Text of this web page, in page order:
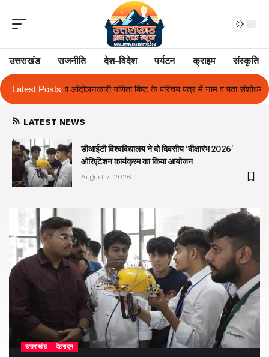
उत्तराखंड राजनीति देश-विदेश पर्यटन क्राइम संस्कृति
Latest Posts
के परिचय पत्र में नाम व पता संशोधन का प्रकरण का हुआ समाधान उत्तराखंड
LATEST NEWS
डीआईटी विश्वविद्यालय ने दो दिवसीय ‘दीक्षारंभ 2026’
ओरिएंटेशन कार्यक्रम का किया आयोजन
August 7, 2026
उत्तराखंड देहरादून